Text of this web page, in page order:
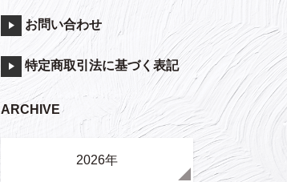
お問い合わせ
特定商取引法に基づく表記
ARCHIVE
2026年